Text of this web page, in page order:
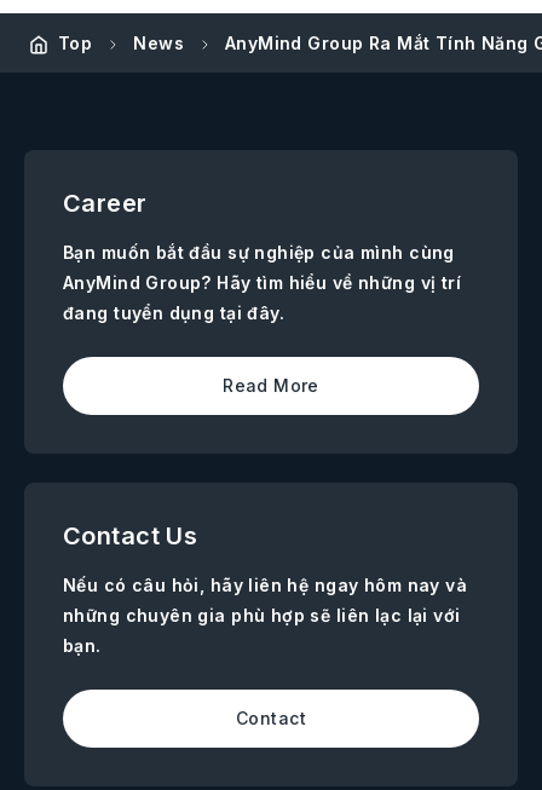
Top News AnyMind Group Ra Mắt Tính Năng
Career
Bạn muốn bắt đầu sự nghiệp của mình cùng
AnyMind Group? Hãy tìm hiểu về những vị trí
đang tuyển dụng tại đây.
Read More
Contact Us
Nếu có câu hỏi, hãy liên hệ ngay hôm nay và
những chuyên gia phù hợp sẽ liên lạc lại với
bạn.
Contact